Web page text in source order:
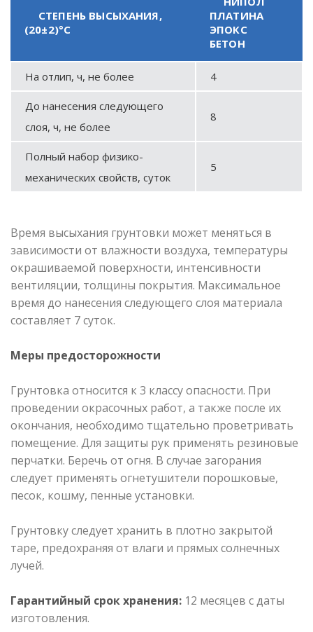
СТЕПЕНЬ ВЫСЫХАНИЯ,
(20±2)°С
ПЛАТИНА
ЭПОКС
БЕТОН
На отлип, ч, не более 4
До нанесения следующего
слоя, ч, не более
8
Полный набор физико-
механических свойств, суток
5
Время высыхания грунтовки может меняться в
зависимости от влажности воздуха, температуры
окрашиваемой поверхности, интенсивности
вентиляции, толщины покрытия. Максимальное
время до нанесения следующего слоя материала
составляет 7 суток.
Меры предосторожности
Грунтовка относится к 3 классу опасности. При
проведении окрасочных работ, а также после их
окончания, необходимо тщательно проветривать
помещение. Для защиты рук применять резиновые
перчатки. Беречь от огня. В случае загорания
следует применять огнетушители порошковые,
песок, кошму, пенные установки.
Грунтовку следует хранить в плотно закрытой
таре, предохраняя от влаги и прямых солнечных
лучей.
Гарантийный срок хранения: 12 месяцев с даты
изготовления.